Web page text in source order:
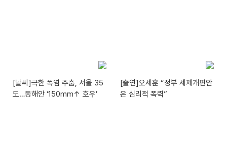
[날씨]극한 폭염 주춤, 서울 35
도…동해안 ‘150mm↑ 호우’
[출연]오세훈 “정부 세제개편안
은 심리적 폭력”